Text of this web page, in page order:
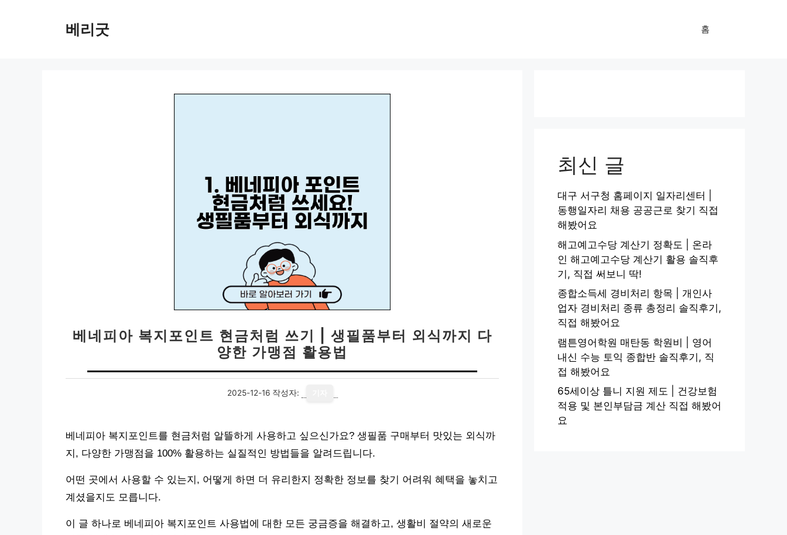
베리굿 홈
베네피아 복지포인트 현금처럼 쓰기 | 생필품부터 외식까지 다
양한 가맹점 활용법
2025-12-16 작성자:
베네피아 복지포인트를 현금처럼 알뜰하게 사용하고 싶으신가요? 생필품 구매부터 맛있는 외식까
지, 다양한 가맹점을 100% 활용하는 실질적인 방법들을 알려드립니다.
어떤 곳에서 사용할 수 있는지, 어떻게 하면 더 유리한지 정확한 정보를 찾기 어려워 혜택을 놓치고
계셨을지도 모릅니다.
이 글 하나로 베네피아 복지포인트 사용법에 대한 모든 궁금증을 해결하고, 생활비 절약의 새로운
최신 글
대구 서구청 홈페이지 일자리센터 |
동행일자리 채용 공공근로 찾기 직접
해봤어요
해고예고수당 계산기 정확도 | 온라
인 해고예고수당 계산기 활용 솔직후
기, 직접 써보니 딱!
종합소득세 경비처리 항목 | 개인사
업자 경비처리 종류 총정리 솔직후기,
직접 해봤어요
램튼영어학원 매탄동 학원비 | 영어
내신 수능 토익 종합반 솔직후기, 직
접 해봤어요
65세이상 틀니 지원 제도 | 건강보험
적용 및 본인부담금 계산 직접 해봤어
요